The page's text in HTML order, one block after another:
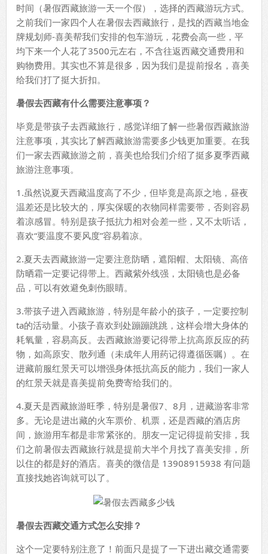
时间（暑假西藏旅游一天一个假），选择的西藏游玩方式。
之前我们一家四个人在暑假去西藏旅行，是找的西藏当地金
牌规划师-喜美帮我们安排的包车游玩，花费会高一些，平
均下来一个人花了3500元左右，不含往返西藏交通费用和
购物费用。其实也不算是很多，因为我们是提前报名，喜美
给我们打了挺大折扣。
暑假去西藏有什么需要注意事项？
毕竟是带孩子去西藏旅行，感觉详细了解一些暑假西藏旅游
注意事项，其实比了解西藏旅游需要多少钱更加重要。在我
们一家去西藏旅游之前，喜美也给我们介绍了挺多夏季西藏
旅游注意事项。
1.虽然说夏天西藏温度高了不少，但毕竟是高原之地，昼夜
温差还是比较大的，厚实保暖的衣物同样需要带，否则容易
着凉感冒。特别是孩子抵抗力相对会差一些，又不太听话，
喜欢“要温度不要风度”容易着凉。
2.夏天去西藏旅游一定要注意防晒，遮阳帽、太阳镜、高倍
防晒霜一定要记得带上。西藏紫外线强，太阳镜也是必备
品，可以有效避免刺伤眼睛。
3.带孩子进入西藏旅游，特别是年龄小的孩子，一定要控制
ta的活动量。小孩子喜欢到处蹦蹦跳跳，这样会增大身体的
耗氧量，容易高反。去西藏旅游要记得带上抗高原反应的药
物，如高原安、散列通（未成年人用药记得遵循医嘱）。在
进藏前服红景天可以增强身体抵抗高反的能力，我们一家人
的红景天就是喜美提前免费寄给我们的。
4.夏天是西藏旅游旺季，特别是暑假7、8月，进藏游客非常
多。无论是进出藏的火车票价、机票，还是西藏的酒店房
间，旅游用车都是非常紧张的。朋友一定记得提前安排，我
们之前暑假去西藏旅行就是提前大半个月找了喜美安排，所
以住的都是好的酒店。喜美的微信是 13908915938 有问题
直接找她咨询就可以了。
暑假去西藏交通方式怎么安排？
这个一定要特别注意了！前面只是提了一下进出藏交通需要